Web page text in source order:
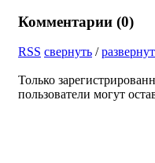
Комментарии (0)
RSS свернуть /
Только
пользователи могут